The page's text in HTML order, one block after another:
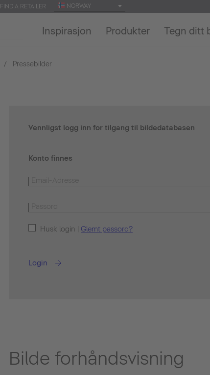
FIND A RETAILER NORWAY
Inspirasjon Produkter Tegn ditt
Pressebilder
Vennligst logg inn for tilgang til bildedatabasen
Konto finnes
Husk login | Glemt passord?
Login
Bilde forhåndsvisning